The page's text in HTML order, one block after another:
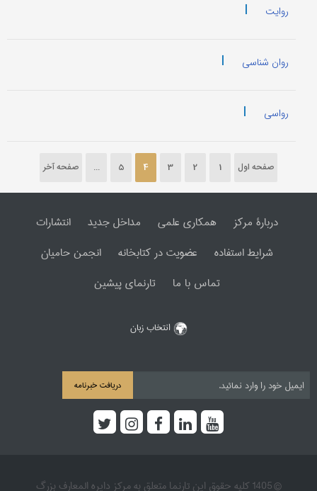
روایت |
روان شناسی |
رواسی |
صفحه اول 1
2
3
4
5
... صفحه آخر
دربارۀ مرکز همکاری علمی مداخل جدید
انتشارات
شرایط استفاده
عضویت در کتابخانه
انجمن حامیان
تماس با ما
تارنمای پیشین
انتخاب زبان
دریافت خبرنامه
© 1405 کلیه حقوق این تارنما متعلق به مرکز دایره المعارف بزرگ